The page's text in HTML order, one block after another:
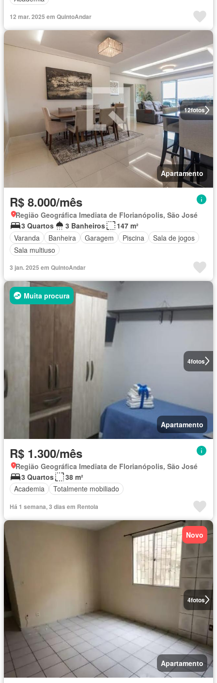
12 mar. 2025 em QuintoAndar
12fotos
Apartamento
R$ 8.000/mês
Região Geográfica Imediata de Florianópolis, São José
3 Quartos
3 Banheiros
147 m²
Varanda
Banheira Garagem Piscina
Sala de jogos
Sala multiuso
3 jan. 2025 em QuintoAndar
4fotos
Muita procura
Apartamento
R$ 1.300/mês
Região Geográfica Imediata de Florianópolis, São José
3 Quartos
38 m²
Academia
Totalmente mobiliado
Há 1 semana, 3 dias em Rentola
4fotos
Novo
Apartamento